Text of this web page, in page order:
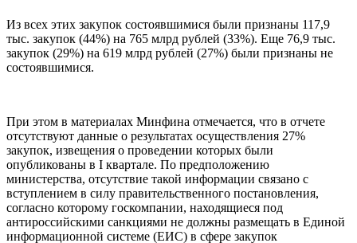
Из всех этих закупок состоявшимися были признаны 117,9
тыс. закупок (44%) на 765 млрд рублей (33%). Еще 76,9 тыс.
закупок (29%) на 619 млрд рублей (27%) были признаны не
состоявшимися.
При этом в материалах Минфина отмечается, что в отчете
отсутствуют данные о результатах осуществления 27%
закупок, извещения о проведении которых были
опубликованы в I квартале. По предположению
министерства, отсутствие такой информации связано с
вступлением в силу правительственного постановления,
согласно которому госкомпании, находящиеся под
антироссийскими санкциями не должны размещать в Единой
информационной системе (ЕИС) в сфере закупок